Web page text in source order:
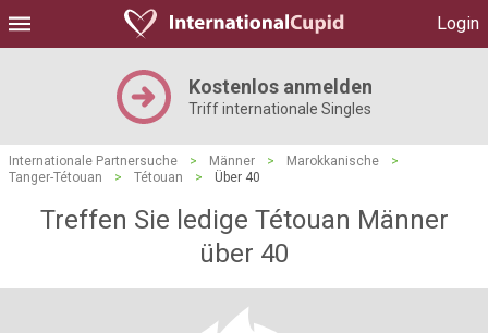
Login
Kostenlos anmelden
Triff internationale Singles
Internationale Partnersuche > Männer > Marokkanische
>
Tanger-Tétouan
> Tétouan > Über 40
Treffen Sie ledige Tétouan Männer
über 40